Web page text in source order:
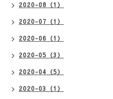
2020-08（1）
2020-07（1）
2020-06（1）
2020-05（3）
2020-04（5）
2020-03（1）